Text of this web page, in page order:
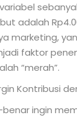
adalah
marketing,
faktor
“merah”.
Kontribusi
ingin